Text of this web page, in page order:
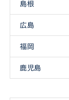
島根
広島
福岡
鹿児島